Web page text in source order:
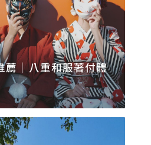
薦｜八重和服著付體